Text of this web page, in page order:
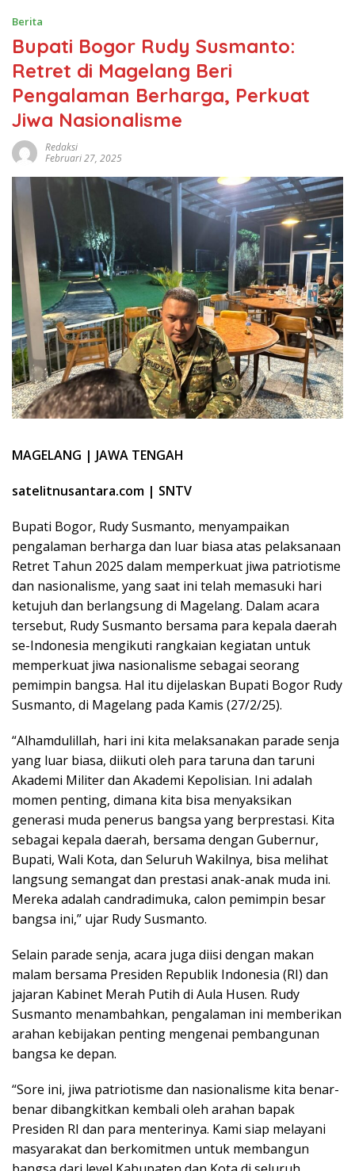
Berita
Bupati Bogor Rudy Susmanto:
Retret di Magelang Beri
Pengalaman Berharga, Perkuat
Jiwa Nasionalisme
Redaksi
Februari 27, 2025
MAGELANG | JAWA TENGAH
satelitnusantara.com | SNTV
Bupati Bogor, Rudy Susmanto, menyampaikan
pengalaman berharga dan luar biasa atas pelaksanaan
Retret Tahun 2025 dalam memperkuat jiwa patriotisme
dan nasionalisme, yang saat ini telah memasuki hari
ketujuh dan berlangsung di Magelang. Dalam acara
tersebut, Rudy Susmanto bersama para kepala daerah
se-Indonesia mengikuti rangkaian kegiatan untuk
memperkuat jiwa nasionalisme sebagai seorang
pemimpin bangsa. Hal itu dijelaskan Bupati Bogor Rudy
Susmanto, di Magelang pada Kamis (27/2/25).
“Alhamdulillah, hari ini kita melaksanakan parade senja
yang luar biasa, diikuti oleh para taruna dan taruni
Akademi Militer dan Akademi Kepolisian. Ini adalah
momen penting, dimana kita bisa menyaksikan
generasi muda penerus bangsa yang berprestasi. Kita
sebagai kepala daerah, bersama dengan Gubernur,
Bupati, Wali Kota, dan Seluruh Wakilnya, bisa melihat
langsung semangat dan prestasi anak-anak muda ini.
Mereka adalah candradimuka, calon pemimpin besar
bangsa ini,” ujar Rudy Susmanto.
Selain parade senja, acara juga diisi dengan makan
malam bersama Presiden Republik Indonesia (RI) dan
jajaran Kabinet Merah Putih di Aula Husen. Rudy
Susmanto menambahkan, pengalaman ini memberikan
arahan kebijakan penting mengenai pembangunan
bangsa ke depan.
“Sore ini, jiwa patriotisme dan nasionalisme kita benar-
benar dibangkitkan kembali oleh arahan bapak
Presiden RI dan para menterinya. Kami siap melayani
masyarakat dan berkomitmen untuk membangun